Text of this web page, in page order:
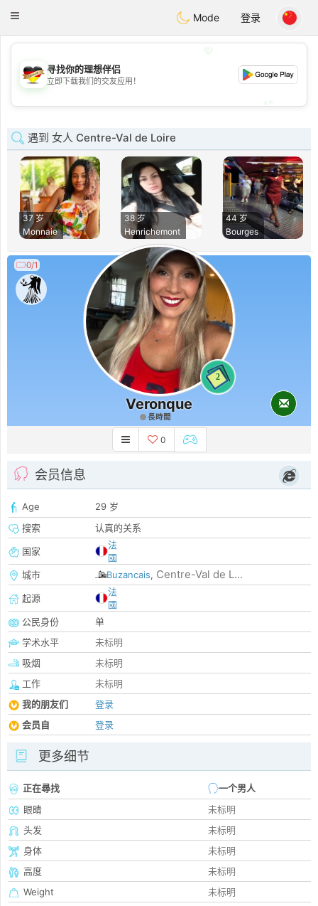
Dating
Toggle
Mode 登录
💖
💕
寻找你的理想伴侣
立即下载我们的交友应用！
遇到 女人 Centre-Val de Loire
37 岁
Monnaie
38 岁
Henrichemont
44 岁
Bourges
0/1
2
Veronque
長時間
0
会员信息
Age
29 岁
搜索
认真的关系
国家
法
國
城市
Buzancais, Centre-Val de L...
起源
法
國
公民身份
单
学术水平
未标明
吸烟
未标明
工作
未标明
我的朋友们
登录
会员自
登录
更多细节
正在尋找
一个男人
眼睛
未标明
头发
未标明
身体
未标明
高度
未标明
Weight
未标明